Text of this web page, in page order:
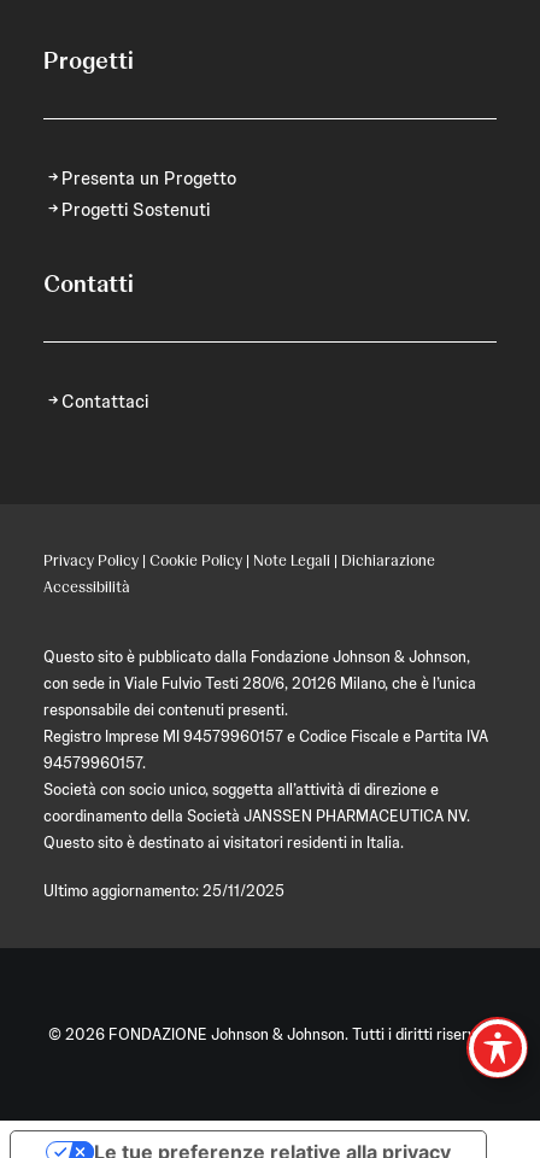
Progetti
Presenta un Progetto
Progetti Sostenuti
Contatti
Contattaci
Privacy Policy | Cookie Policy | Note Legali | Dichiarazione
Accessibilità
Questo sito è pubblicato dalla Fondazione Johnson & Johnson,
con sede in Viale Fulvio Testi 280/6, 20126 Milano, che è l’unica
responsabile dei contenuti presenti.
Registro Imprese MI 94579960157 e Codice Fiscale e Partita IVA
94579960157.
Società con socio unico, soggetta all’attività di direzione e
coordinamento della Società JANSSEN PHARMACEUTICA NV.
Questo sito è destinato ai visitatori residenti in Italia.
Ultimo aggiornamento: 25/11/2025
© 2026 FONDAZIONE Johnson & Johnson. Tutti i diritti riservati
Le tue preferenze relative alla privacy